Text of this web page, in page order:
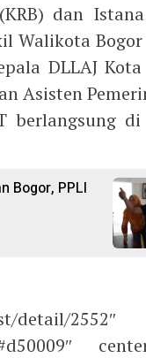
dan
Walikota
DLLAJ Kota
Asisten
berlangsung di
Bogor, PPLI
detail/2552″